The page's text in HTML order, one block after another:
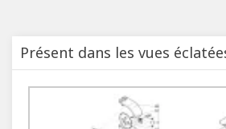
Présent dans les vues